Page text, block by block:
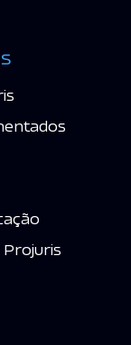
Projuris